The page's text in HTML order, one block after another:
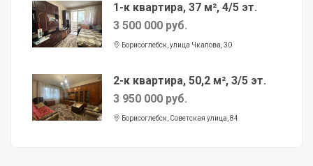
1-к квартира, 37 м², 4/5 эт.
3 500 000 руб.
Борисоглебск, улица Чкалова, 30
2-к квартира, 50,2 м², 3/5 эт.
3 950 000 руб.
Борисоглебск, Советская улица, 84